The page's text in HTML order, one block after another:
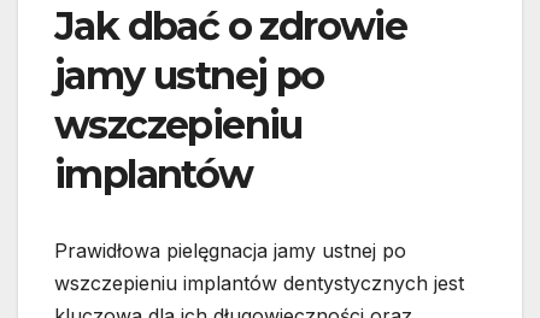
Jak dbać o zdrowie
jamy ustnej po
wszczepieniu
implantów
Prawidłowa pielęgnacja jamy ustnej po
wszczepieniu implantów dentystycznych jest